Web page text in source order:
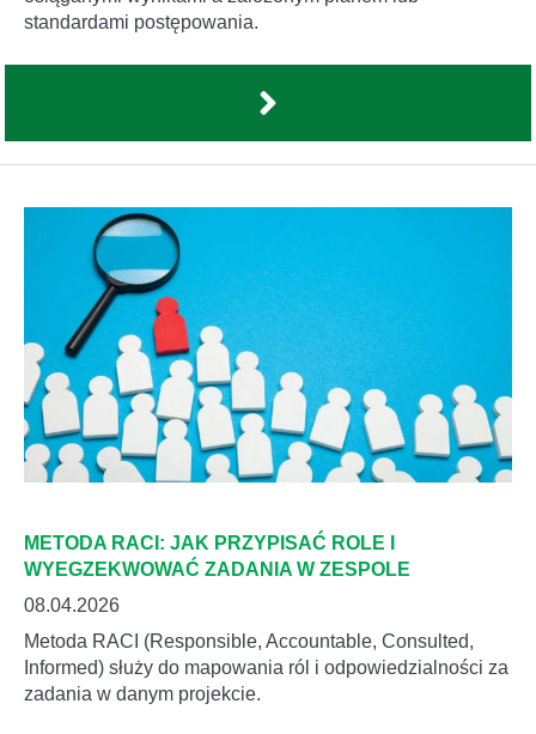
standardami postępowania.
METODA RACI: JAK PRZYPISAĆ ROLE I
WYEGZEKWOWAĆ ZADANIA W ZESPOLE
08.04.2026
Metoda RACI (Responsible, Accountable, Consulted,
Informed) służy do mapowania ról i odpowiedzialności za
zadania w danym projekcie.